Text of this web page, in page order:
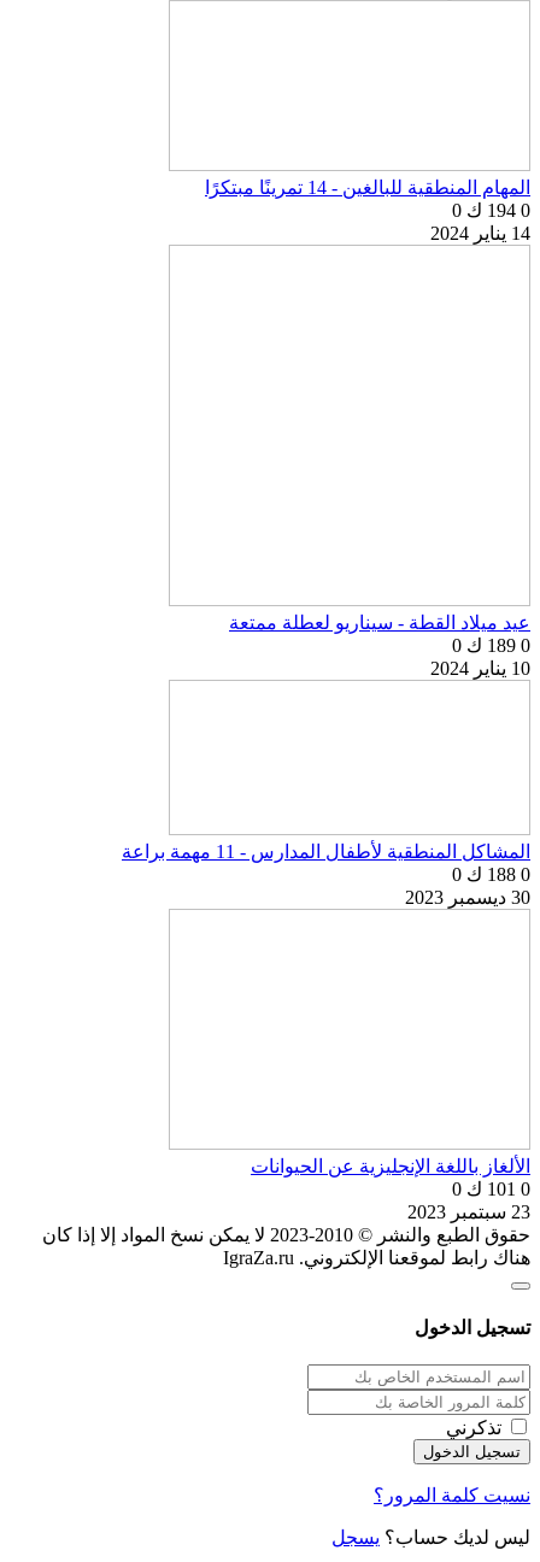
المهام المنطقية للبالغين - 14 تمرينًا مبتكرًا
0 194 ك
0
14 يناير 2024
عيد ميلاد القطة - سيناريو لعطلة ممتعة
0 189 ك
0
10 يناير 2024
المشاكل المنطقية لأطفال المدارس - 11 مهمة براعة
0 188 ك
0
30 ديسمبر 2023
الألغاز باللغة الإنجليزية عن الحيوانات
0 101 ك
0
23 سبتمبر 2023
حقوق الطبع والنشر © 2010-2023 لا يمكن نسخ المواد إلا إذا كان
هناك رابط لموقعنا الإلكتروني. IgraZa.ru
تسجيل الدخول
تذكرني
نسيت كلمة المرور؟
ليس لديك حساب؟ يسجل